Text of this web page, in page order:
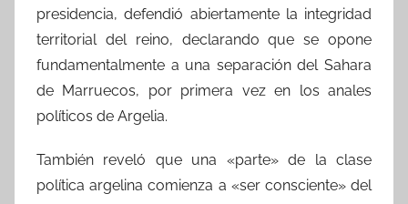
presidencia, defendió abiertamente la integridad
territorial del reino, declarando que se opone
fundamentalmente a una separación del Sahara
de Marruecos, por primera vez en los anales
políticos de Argelia.
También reveló que una «parte» de la clase
política argelina comienza a «ser consciente» del